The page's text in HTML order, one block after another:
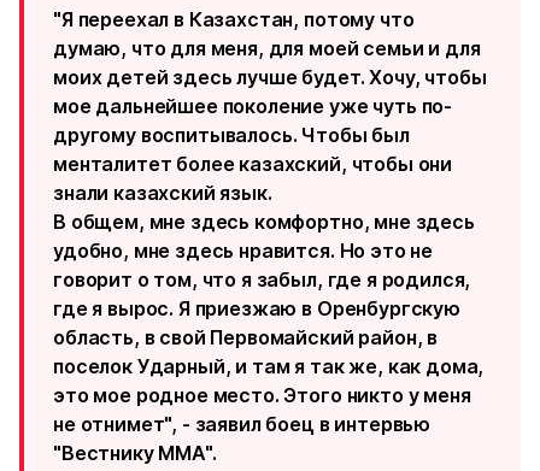
"Я переехал в Казахстан, потому что
думаю, что для меня, для моей семьи и для
моих детей здесь лучше будет. Хочу, чтобы
мое дальнейшее поколение уже чуть по-
другому воспитывалось. Чтобы был
менталитет более казахский, чтобы они
знали казахский язык.
В общем, мне здесь комфортно, мне здесь
удобно, мне здесь нравится. Но это не
говорит о том, что я забыл, где я родился,
где я вырос. Я приезжаю в Оренбургскую
область, в свой Первомайский район, в
поселок Ударный, и там я так же, как дома,
это мое родное место. Этого никто у меня
не отнимет", - заявил боец в интервью
"Вестнику MMA".